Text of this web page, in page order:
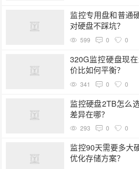
监控专用盘和普通
对硬盘不踩坑？
599 0 0
320G监控硬盘现
价比如何平衡？
341 0 0
监控硬盘2TB怎么
差异在哪？
293 0 0
监控90天需要多大
优化存储方案？